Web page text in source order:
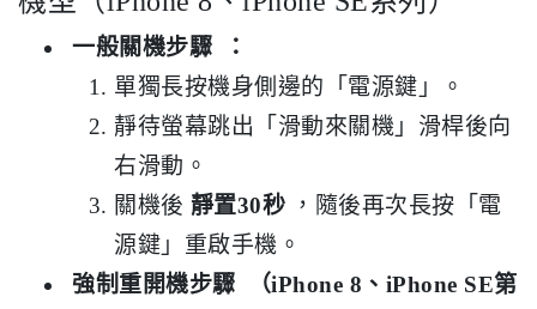
一般關機步驟
：
單獨長按機身側邊的「電源鍵」。
靜待螢幕跳出「滑動來關機」滑桿後向
右滑動。
關機後 靜置30秒 ，隨後再次長按「電
源鍵」重啟手機。
強制重開機步驟
（iPhone 8、iPhone SE第